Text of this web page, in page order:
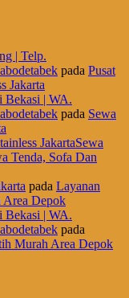
| Telp.
pada Pusat
Jakarta
Bekasi | WA.
pada Sewa
JakartaSewa
Tenda, Sofa Dan
pada Layanan
Area Depok
Bekasi | WA.
pada
Murah Area Depok